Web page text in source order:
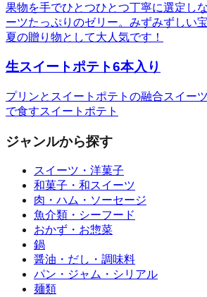
果物を手でひとつひとつ丁寧に選定し
ーツたっぷりのゼリー。みずみずしい
夏の贈り物として大人気です！
生スイートポテト6本入り
プリンとスイートポテトの融合スイー
で食すスイートポテト
ジャンルから探す
スイーツ・洋菓子
和菓子・和スイーツ
肉・ハム・ソーセージ
魚介類・シーフード
おかず・お惣菜
鍋
醤油・だし・調味料
パン・ジャム・シリアル
麺類